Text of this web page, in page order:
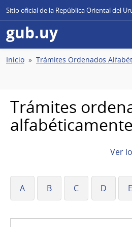
Sitio oficial de la República Oriental del
gub.uy
Ruta
Inicio Trámites Ordenados
Trámites
alfabéticamente
Ver
A B C D E